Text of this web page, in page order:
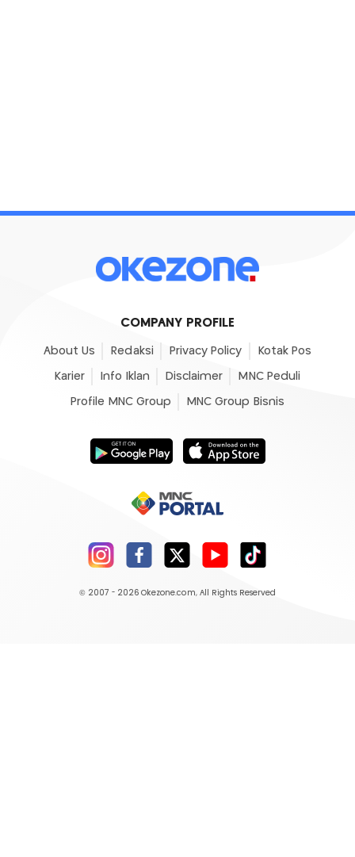
COMPANY PROFILE
About Us Redaksi Privacy Policy Kotak Pos
Karier Info Iklan Disclaimer MNC Peduli
Profile MNC Group MNC Group Bisnis
© 2007 - 2026 Okezone.com, All Rights Reserved